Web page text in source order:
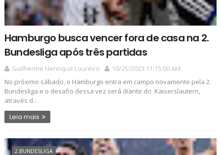
Hamburgo busca vencer fora de casa na 2.
Bundesliga após três partidas
Guilherme Henrique Loureiro
10/25/2023 11:15:00 AM
No próximo sábado, o Hamburgo entra em campo novamente pela 2.
Bundesliga e o desafio dessa vez será diante do Kaiserslautern,
através d...
Leia mais
2.BUNDESLIGA